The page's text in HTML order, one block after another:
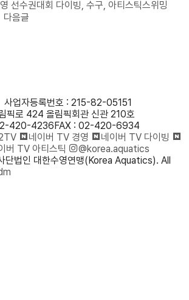
선수권대회 다이빙, 수구, 아티스틱스위밍
다음글
사업자등록번호 : 215-82-05151
픽로 424 올림픽회관 신관 210호
420-4236FAX : 02-420-6934
네이버 TV 경영
네이버 TV 다이빙
버 TV 아티스틱
@korea.aquatics
법인 대한수영연맹(Korea Aquatics). All